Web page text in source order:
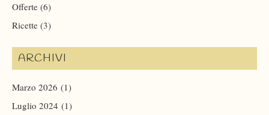
Offerte (6)
Ricette (3)
ARCHIVI
Marzo 2026 (1)
Luglio 2024 (1)